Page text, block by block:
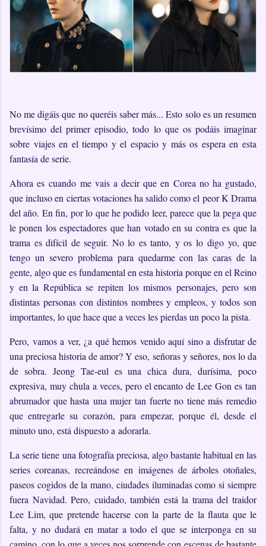
No me digáis que no queréis saber más... Esto solo es un resumen
brevísimo del primer episodio, todo lo que os podáis imaginar
sobre viajes en el tiempo y el espacio y más os espera en esta
fantasía de serie.
Ahora es cuando me vais a decir que en Corea no ha gustado,
que incluso en ciertas votaciones ha salido como el peor K Drama
del año. En fin, por lo que he podido leer, parece que la pega que
le ponen los espectadores que han votado en su contra es que la
trama es difícil de seguir. No lo es tanto, y os lo digo yo, que
tengo un severo problema para quedarme con las caras de la
gente, algo que es fundamental en esta historia porque en el Reino
y en la República se repiten los mismos personajes, pero son
distintas personas con distintos nombres y empleos, y todos son
importantes, lo que hace que a veces les pierdas un poco la pista.
Pero, vamos a ver, ¿a qué hemos venido aquí sino a disfrutar de
una preciosa historia de amor? Y eso, señoras y señores, nos lo da
de sobra. Jeong Tae-eul es una chica dura, durísima, poco
expresiva, muy chula a veces, pero el encanto de Lee Gon es tan
abrumador que hasta una mujer tan fuerte no tiene más remedio
que entregarle su corazón, para empezar, porque él, desde el
minuto uno, está dispuesto a adorarla.
La serie tiene una fotografía preciosa, algo bastante habitual en las
series coreanas, recreándose en imágenes de árboles otoñales,
paseos cogidos de la mano, ciudades iluminadas como si siempre
fuera Navidad. Pero, cuidado, también está la trama del traidor
Lee Lim, que pretende hacerse con la parte de la flauta que le
falta, y no dudará en matar a todo el que se interponga en su